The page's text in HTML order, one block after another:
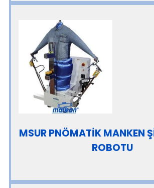
MSUR PNÖMATİK MANKEN
ROBOTU